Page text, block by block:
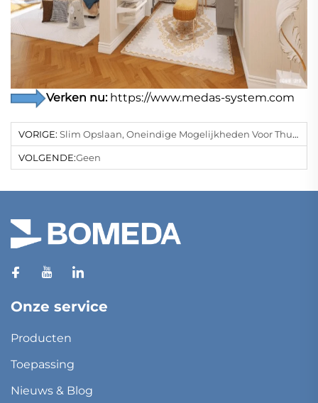
Verken nu: https://www.medas-system.com
VORIGE: Slim Opslaan, Oneindige Mogelijkheden Voor Thuis Onthuld | Ervaringsdeling Systeem Voor Opbergen Bomeda
VOLGENDE:Geen
Onze service
Producten
Toepassing
Nieuws & Blog